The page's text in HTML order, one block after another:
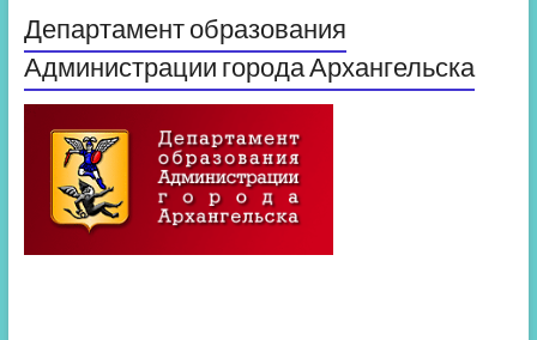
Департамент образования
Администрации города Архангельска